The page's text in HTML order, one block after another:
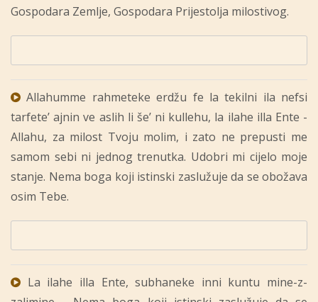
Gospodara Zemlje, Gospodara Prijestolja milostivog.
Allahumme rahmeteke erdžu fe la tekilni ila nefsi
tarfete’ ajnin ve aslih li še’ ni kullehu, la ilahe illa Ente -
Allahu, za milost Tvoju molim, i zato ne prepusti me
samom sebi ni jednog trenutka. Udobri mi cijelo moje
stanje. Nema boga koji istinski zaslužuje da se obožava
osim Tebe.
La ilahe illa Ente, subhaneke inni kuntu mine-z-